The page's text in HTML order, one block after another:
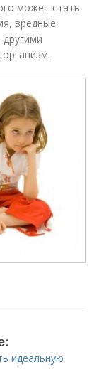
может стать
вредные
идеальную